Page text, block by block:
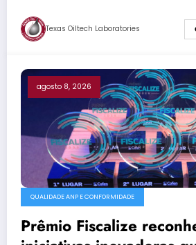
Texas Oiltech Laboratories
agosto 8, 2026
QUALIDADE ANP E CONFORMIDADE
Prêmio Fiscalize